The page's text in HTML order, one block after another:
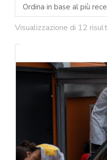
Visualizzazione di 12